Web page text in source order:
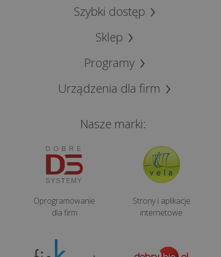
Szybki dostęp
Sklep
Programy
Urządzenia dla firm
Nasze marki:
Oprogramowanie
dla firm
Strony i aplikacje
internetowe